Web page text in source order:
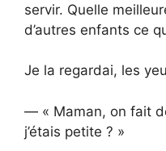
servir. Quelle
d’autres enfants ce
Je la regardai, les
— « Maman, on fait
j’étais petite ? »